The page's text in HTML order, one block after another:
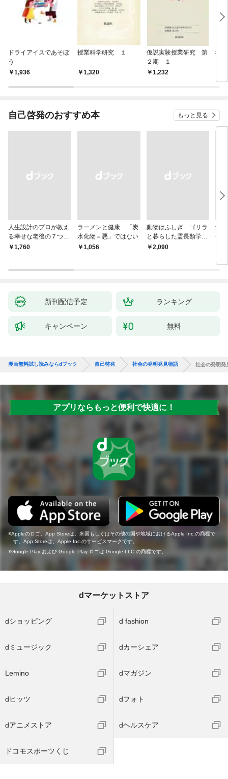
ドライアイスであそぼ
う
1,936
授業科学研究 １
1,320
仮説実験授業研究 第
２期 １
1,232
科
自己啓発のおすすめ本 もっと見る
人生設計のプロが教え
る幸せな老後の７つの
条件
￥1,760
ラーメンと健康 「炭
水化物＝悪」ではない
￥1,056
動物はふしぎ ゴリラ
と暮らした霊長類学者
と、アザラシと泳いだ
￥2,090
食
冊
新刊配信予定 ランキング
キャンペーン 無料
漫画無料試し読みならdブック 自己啓発 社会の発明発見物語 社会の発明発
アプリならもっと便利で快適に！
Appleのロゴ、App Storeは、米国もしくはその他の国や地域におけるApple Inc.の商標で
す。App Storeは、Apple Inc.のサービスマークです。
Google Play および Google Play ロゴは Google LLC の商標です。
dマーケットストア
dショッピング d fashion
dミュージック dカーシェア
Lemino dマガジン
dヒッツ dフォト
dアニメストア dヘルスケア
ドコモスポーツくじ